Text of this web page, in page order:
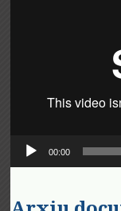
00:00